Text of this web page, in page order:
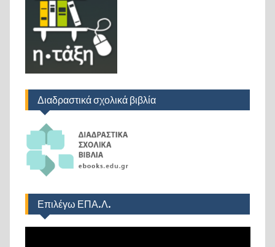
Διαδραστικά σχολικά βιβλία
Επιλέγω ΕΠΑ.Λ.